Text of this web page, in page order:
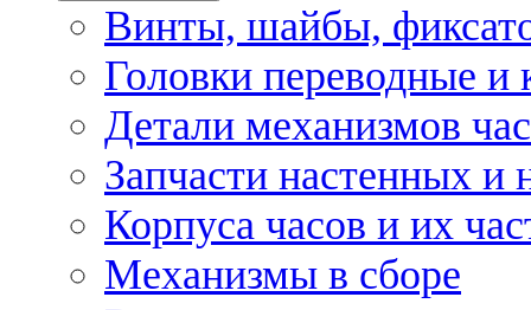
Винты, шайбы,
Головки переводные и
Детали механизмов
Запчасти настенных и
Корпуса часов и их
Механизмы в сборе